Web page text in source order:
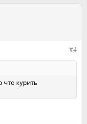
#4
что курить